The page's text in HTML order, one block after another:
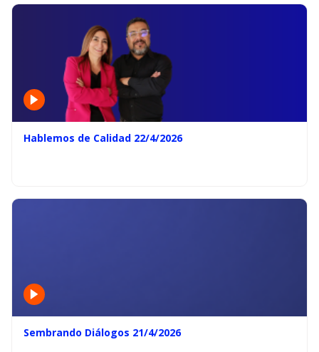
Hablemos de Calidad 22/4/2026
Sembrando Diálogos 21/4/2026